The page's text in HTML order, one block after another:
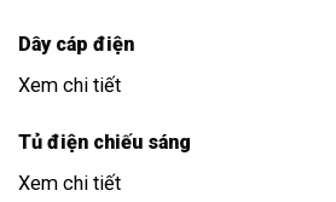
Dây cáp điện
Xem chi tiết
Tủ điện chiếu sáng
Xem chi tiết